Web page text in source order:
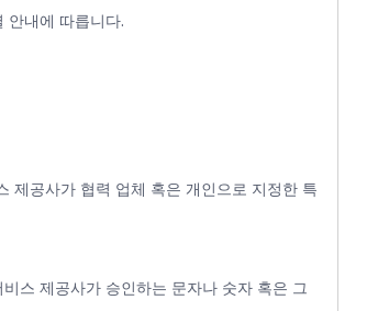
안내에 따릅니다.
제공사가 협력 업체 혹은 개인으로 지정한 특
스 제공사가 승인하는 문자나 숫자 혹은 그